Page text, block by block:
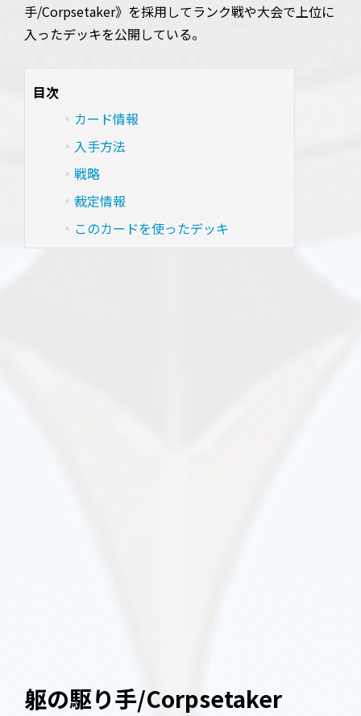
手/Corpsetaker》を採用してランク戦や大会で上位に
入ったデッキを公開している。
目次
カード情報
入手方法
戦略
裁定情報
このカードを使ったデッキ
躯の駆り手/Corpsetaker